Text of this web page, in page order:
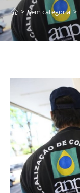
> Sem categoria >